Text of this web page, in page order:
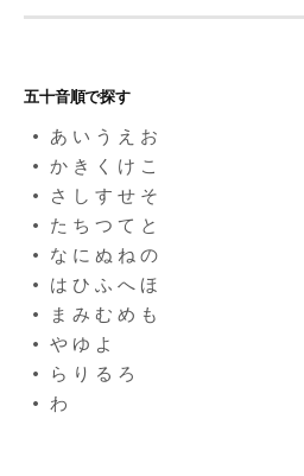
五十音順で探す
あ い う え お
か き く け こ
さ し す せ そ
た ち つ て と
な に ぬ ね の
は ひ ふ へ ほ
ま み む め も
や ゆ よ
ら り る ろ
わ